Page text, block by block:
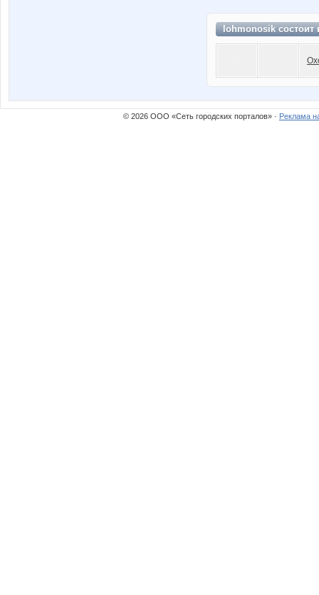
lohmonosik состоит
© 2026 ООО «Сеть городских порталов» · Реклама